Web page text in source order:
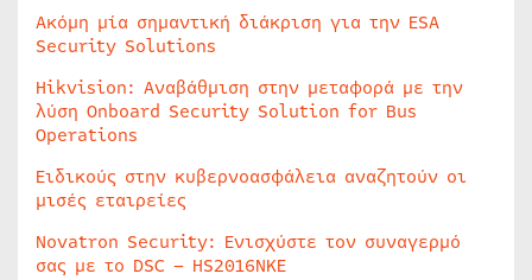
Ακόμη μία σημαντική διάκριση για την ESA
Security Solutions
Hikvision: Αναβάθμιση στην μεταφορά με την
λύση Onboard Security Solution for Bus
Operations
Ειδικούς στην κυβερνοασφάλεια αναζητούν οι
μισές εταιρείες
Novatron Security: Ενισχύστε τον συναγερμό
σας με το DSC – HS2016NKE